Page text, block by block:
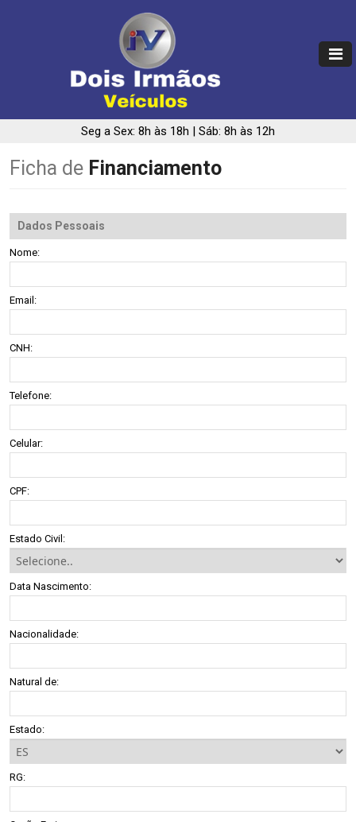
Seg a Sex: 8h às 18h | Sáb: 8h às 12h
Ficha de Financiamento
Dados Pessoais
Nome:
Email:
CNH:
Telefone:
Celular:
CPF:
Estado Civil:
Data Nascimento:
Nacionalidade:
Natural de:
Estado:
RG: